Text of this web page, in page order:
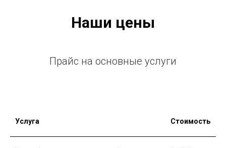
Наши цены
Прайс на основные услуги
Услуга Стоимость